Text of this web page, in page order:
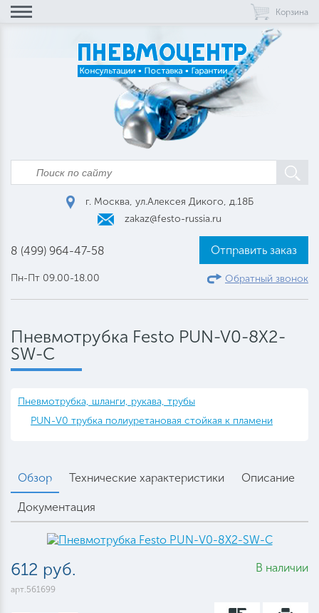
Корзина
г. Москва, ул.Алексея Дикого, д.18Б
zakaz@festo-russia.ru
8 (499) 964-47-58
Пн-Пт 09.00-18.00
Отправить заказ
Обратный звонок
Пневмотрубка Festo PUN-V0-8X2-
SW-C
Пневмотрубка, шланги, рукава, трубы
PUN-V0 трубка полиуретановая стойкая к пламени
Обзор Технические характеристики Описание
Документация
612 руб.
арт.561699
В наличии